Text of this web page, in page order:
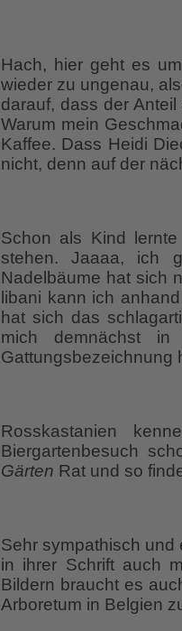
Hach, hier geht es
wieder zu ungenau,
darauf, dass der
Warum mein
Kaffee. Dass Heidi
nicht, denn auf der
Schon als Kind
stehen. Jaaaa, ich
Nadelbäume hat sich
libani kann ich
hat sich das
mich demnächst in
Gattungsbezeichnung
Rosskastanien
Biergartenbesuch
Gärten Rat und so
Sehr sympathisch und
in ihrer Schrift auch
Bildern braucht es
Arboretum in Belgien